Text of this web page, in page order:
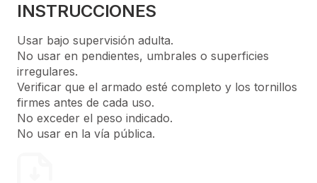
INSTRUCCIONES
Usar bajo supervisión adulta.
No usar en pendientes, umbrales o superficies
irregulares.
Verificar que el armado esté completo y los tornillos
firmes antes de cada uso.
No exceder el peso indicado.
No usar en la vía pública.